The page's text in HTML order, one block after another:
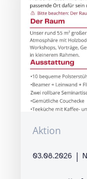
Aktion
03.08.2026 |